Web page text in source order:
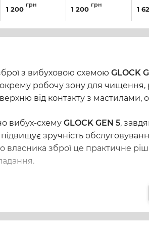
STEEL для
чищення зброї
1 200
грн
STEEL для
чищення зброї
1 200
грн
1
з вибуховою схемою GLOCK
робочу зону для
від контакту з
вибух-схему GLOCK GEN 5,
підвищує зручність
власника зброї це практичне
тому поверхню легко
додає практичності у
432 × 300 мм це дає